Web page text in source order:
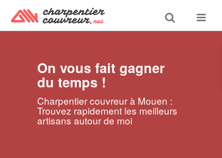
Toggle
search
Toggle
On vous fait gagner
du temps !
Charpentier couvreur à Mouen :
Trouvez rapidement les meilleurs
artisans autour de moi